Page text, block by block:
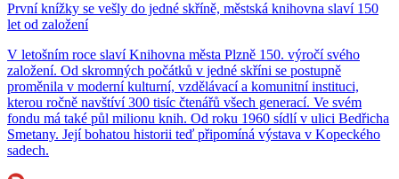
První knížky se vešly do jedné skříně, městská knihovna slaví 150
let od založení
V letošním roce slaví Knihovna města Plzně 150. výročí svého
založení. Od skromných počátků v jedné skříni se postupně
proměnila v moderní kulturní, vzdělávací a komunitní instituci,
kterou ročně navštíví 300 tisíc čtenářů všech generací. Ve svém
fondu má také půl milionu knih. Od roku 1960 sídlí v ulici Bedřicha
Smetany. Její bohatou historii teď připomíná výstava v Kopeckého
sadech.